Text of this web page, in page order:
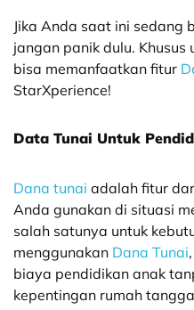
Jika Anda saat ini sedang
jangan panik dulu. Khusus
bisa memanfaatkan fitur
StarXperience!
Data Tunai Untuk
Dana tunai adalah fitur
Anda gunakan di situasi
salah satunya untuk
menggunakan Dana Tunai
biaya pendidikan anak
kepentingan rumah